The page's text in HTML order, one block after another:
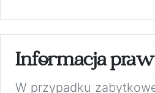
Informacja
W przypadku